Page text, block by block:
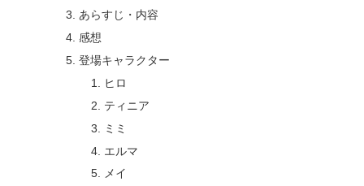
あらすじ・内容
感想
登場キャラクター
ヒロ
ティニア
ミミ
エルマ
メイ